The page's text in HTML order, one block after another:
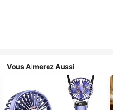
Vous Aimerez Aussi